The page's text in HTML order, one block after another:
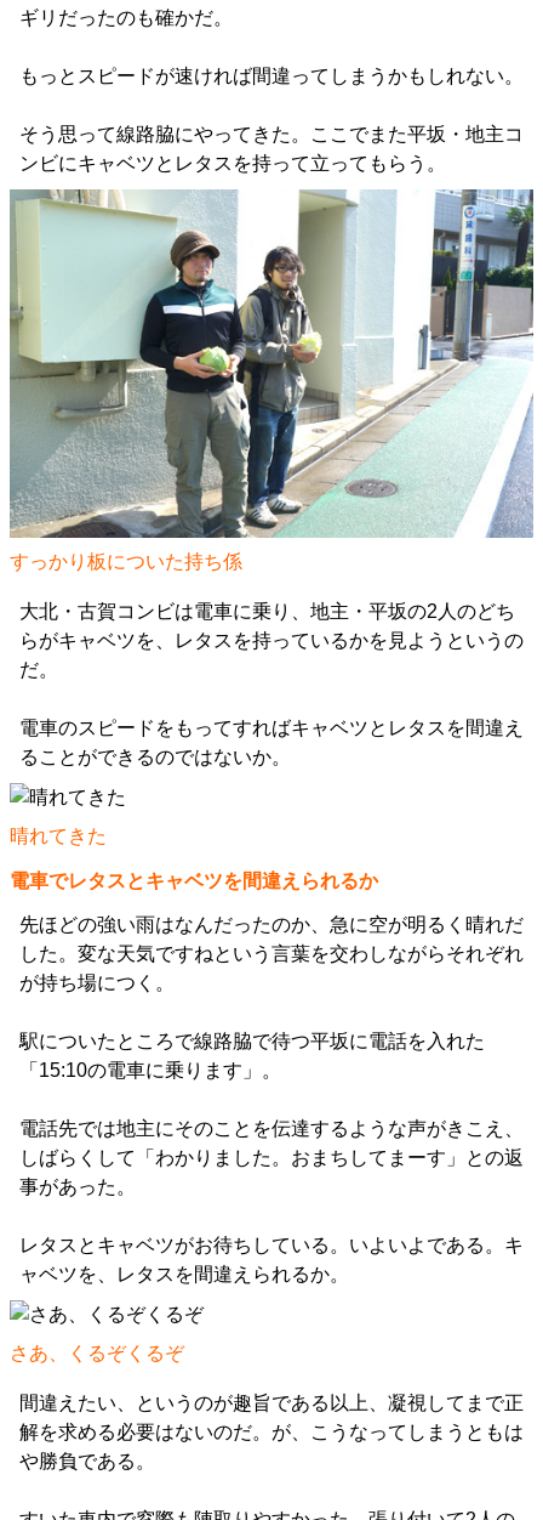
ギリだったのも確かだ。
もっとスピードが速ければ間違ってしまうかもしれない。
そう思って線路脇にやってきた。ここでまた平坂・地主コ
ンビにキャベツとレタスを持って立ってもらう。
すっかり板についた持ち係
大北・古賀コンビは電車に乗り、地主・平坂の2人のどち
らがキャベツを、レタスを持っているかを見ようというの
だ。
電車のスピードをもってすればキャベツとレタスを間違え
ることができるのではないか。
晴れてきた
電車でレタスとキャベツを間違えられるか
先ほどの強い雨はなんだったのか、急に空が明るく晴れだ
した。変な天気ですねという言葉を交わしながらそれぞれ
が持ち場につく。
駅についたところで線路脇で待つ平坂に電話を入れた
「15:10の電車に乗ります」。
電話先では地主にそのことを伝達するような声がきこえ、
しばらくして「わかりました。おまちしてまーす」との返
事があった。
レタスとキャベツがお待ちしている。いよいよである。キ
ャベツを、レタスを間違えられるか。
さあ、くるぞくるぞ
間違えたい、というのが趣旨である以上、凝視してまで正
解を求める必要はないのだ。が、こうなってしまうともは
や勝負である。